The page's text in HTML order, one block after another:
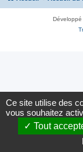
Ce site utilise des
vous souhaitez
Tout